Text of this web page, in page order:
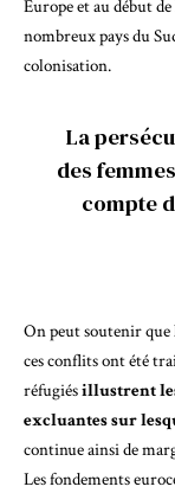
Europe et au début
nombreux pays du
colonisation.
La
des
compte
On peut soutenir
ces conflits ont été
réfugiésillustrent
excluantes sur
continue ainsi de
Les fondements